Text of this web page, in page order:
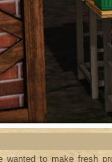
wanted to make fresh